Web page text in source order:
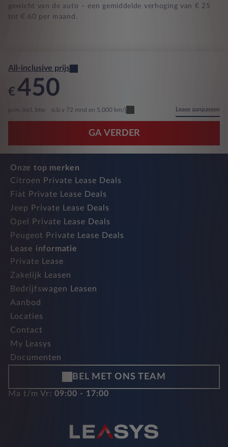
gewicht van de auto – een gemiddelde verhoging van € 25
tot € 60 per maand.
All-inclusive prijs
€ 450
p/m. incl. btw o.b.v 72 mnd en 5,000 km/j Lease aanpassen
GA VERDER
Onze top merken
Citroen Private Lease Deals
Fiat Private Lease Deals
Jeep Private Lease Deals
Opel Private Lease Deals
Peugeot Private Lease Deals
Lease informatie
Private Lease
Zakelijk Leasen
Bedrijfswagen Leasen
Aanbod
Locaties
Contact
My Leasys
Documenten
BEL MET ONS TEAM
Ma t/m Vr: 09:00 - 17:00